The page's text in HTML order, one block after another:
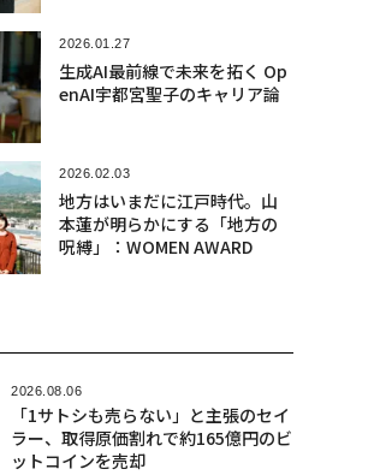
2026.01.27
生成AI最前線で未来を拓く Op
enAI宇都宮聖子のキャリア論
2026.02.03
地方はいまだに江戸時代。山
本蓮が明らかにする「地方の
呪縛」：WOMEN AWARD
2026.08.06
「1サトシも売らない」と主張のセイ
ラー、取得原価割れで約165億円のビ
ットコインを売却